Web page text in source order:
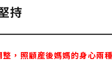
持
，照顧産後媽媽的身心兩